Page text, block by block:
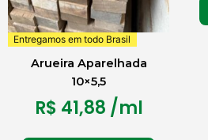
Entregamos em todo Brasil
Arueira Aparelhada
10×5,5
R$ 41,88 /ml